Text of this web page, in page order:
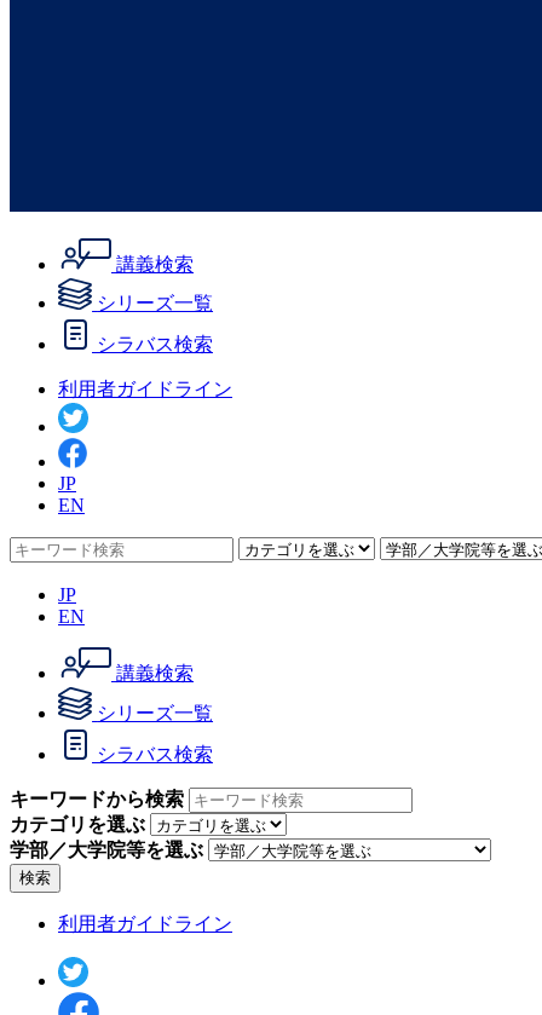
講義検索
シリーズ一覧
シラバス検索
利用者ガイドライン
JP
EN
JP
EN
講義検索
シリーズ一覧
シラバス検索
キーワードから検索
カテゴリを選ぶ
学部／大学院等を選ぶ
検索
利用者ガイドライン